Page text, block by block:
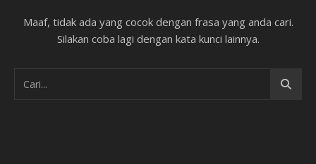
Maaf, tidak ada yang cocok dengan frasa yang anda cari.
Silakan coba lagi dengan kata kunci lainnya.